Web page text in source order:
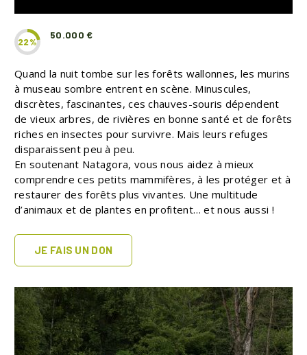
22%
50.000 €
Quand la nuit tombe sur les forêts wallonnes, les murins
à museau sombre entrent en scène. Minuscules,
discrètes, fascinantes, ces chauves-souris dépendent
de vieux arbres, de rivières en bonne santé et de forêts
riches en insectes pour survivre. Mais leurs refuges
disparaissent peu à peu.
En soutenant Natagora, vous nous aidez à mieux
comprendre ces petits mammifères, à les protéger et à
restaurer des forêts plus vivantes. Une multitude
d’animaux et de plantes en profitent… et nous aussi !
JE FAIS UN DON